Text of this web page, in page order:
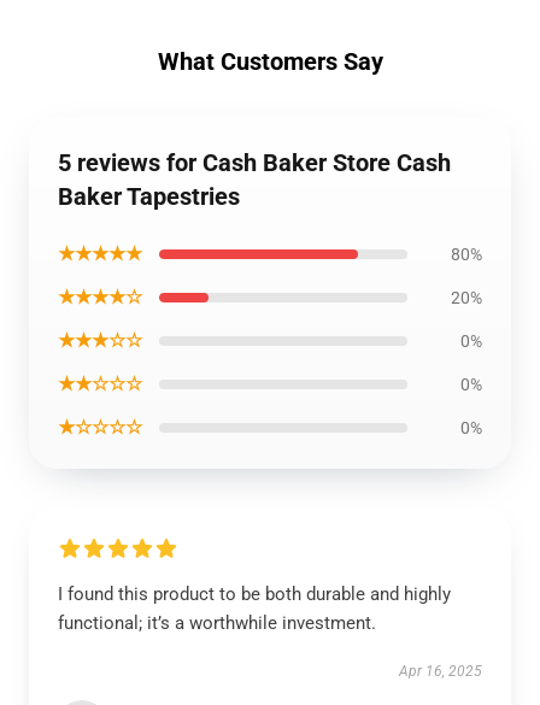
What Customers Say
5 reviews for Cash Baker Store Cash
Baker Tapestries
★★★★★ 80%
★★★★☆ 20%
★★★☆☆ 0%
★★☆☆☆ 0%
★☆☆☆☆ 0%
I found this product to be both durable and highly
functional; it’s a worthwhile investment.
Apr 16, 2025